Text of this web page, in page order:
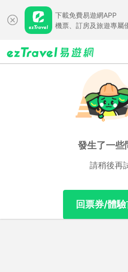
下載免費易遊網APP
機票、訂房及旅遊專屬
發生了一些
請稍後再
回票券/體